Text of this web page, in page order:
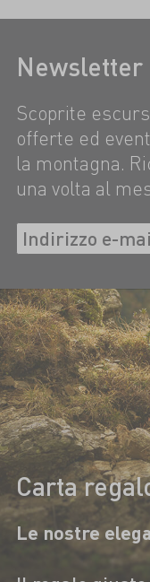
Newsletter
Scoprite
offerte ed
la montagna.
una volta al
Carta
Le nostre